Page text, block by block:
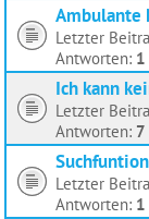
Ambulante
Letzter
Antworten: 1
Ich kann
Letzter
Antworten: 7
Letzter
Antworten: 1